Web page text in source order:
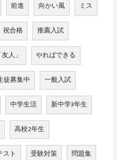
前進 向かい風 ミス
祝合格 推薦入試
人」 やればできる
徒募集中 一般入試
中学生活 新中学3年生
高校2年生
スト 受験対策 問題集